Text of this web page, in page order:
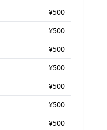
¥500
¥500
¥500
¥500
¥500
¥500
¥500